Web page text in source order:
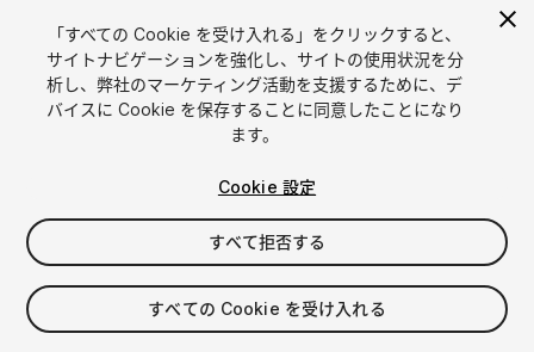
English
简体中文
한국어
日本語
アセットを販売
販売審査ガイドライン
Asset Store Tools
パブリッシャー管理画面
「すべての Cookie を受け入れる」をクリックすると、
サイトナビゲーションを強化し、サイトの使用状況を分
析し、弊社のマーケティング活動を支援するために、デ
バイスに Cookie を保存することに同意したことになり
ます。
Cookie 設定
すべて拒否する
すべての Cookie を受け入れる